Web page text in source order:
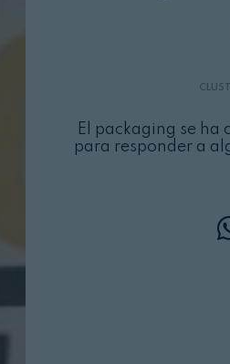
El packaging se
para responder a